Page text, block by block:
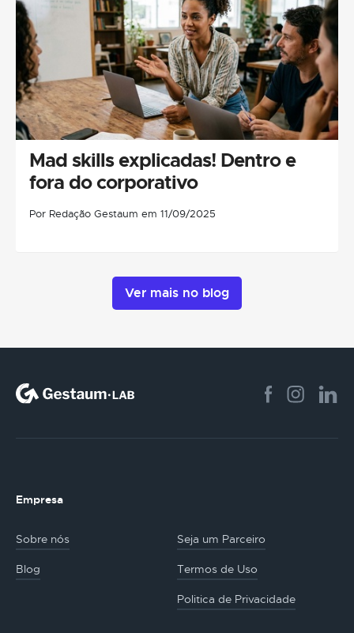
Mad skills explicadas! Dentro e
fora do corporativo
Por Redação Gestaum em 11/09/2025
Ver mais no blog
Empresa
Sobre nós Seja um Parceiro
Blog Termos de Uso
Politica de Privacidade